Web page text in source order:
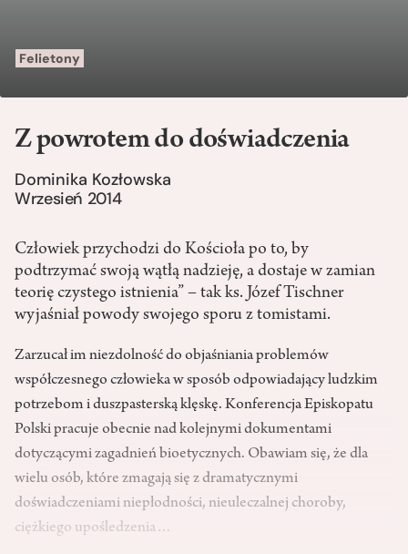
Felietony
Z powrotem do doświadczenia
Dominika Kozłowska
Wrzesień 2014
Człowiek przychodzi do Kościoła po to, by
podtrzymać swoją wątłą nadzieję, a dostaje w zamian
teorię czystego istnienia” – tak ks. Józef Tischner
wyjaśniał powody swojego sporu z tomistami.
Zarzucał im niezdolność do objaśniania problemów
współczesnego człowieka w sposób odpowiadający ludzkim
potrzebom i duszpasterską klęskę. Konferencja Episkopatu
Polski pracuje obecnie nad kolejnymi dokumentami
dotyczącymi zagadnień bioetycznych. Obawiam się, że dla
wielu osób, które zmagają się z dramatycznymi
doświadczeniami niepłodności, nieuleczalnej choroby,
ciężkiego upośledzenia…